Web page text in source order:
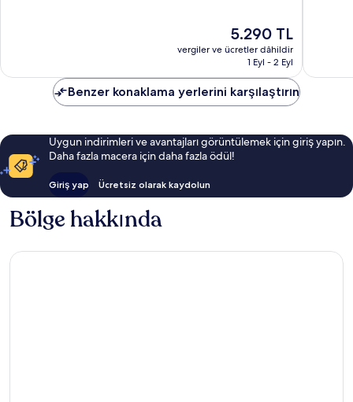
Güncel
fiyat:
5.290 TL
5.290 TL
vergiler ve ücretler dâhildir
1 Eyl - 2 Eyl
Benzer konaklama yerlerini karşılaştırın
Uygun indirimleri ve avantajları görüntülemek için giriş yapın.
Daha fazla macera için daha fazla ödül!
Giriş yap Ücretsiz olarak kaydolun
Bölge hakkında